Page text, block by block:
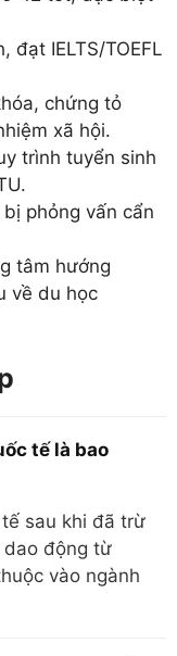
đạt IELTS/TOEFL
chứng tỏ
xã hội.
trình tuyển sinh
phỏng vấn cẩn
tâm hướng
về du học
tế là bao
sau khi đã trừ
dao động từ
vào ngành